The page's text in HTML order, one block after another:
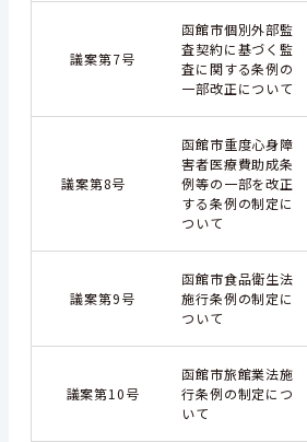
議案第7号
函館市個別外部監
査契約に基づく監
査に関する条例の
一部改正について
議案第8号
函館市重度心身障
害者医療費助成条
例等の一部を改正
する条例の制定に
ついて
議案第9号
函館市食品衛生法
施行条例の制定に
ついて
議案第10号
函館市旅館業法施
行条例の制定につ
いて